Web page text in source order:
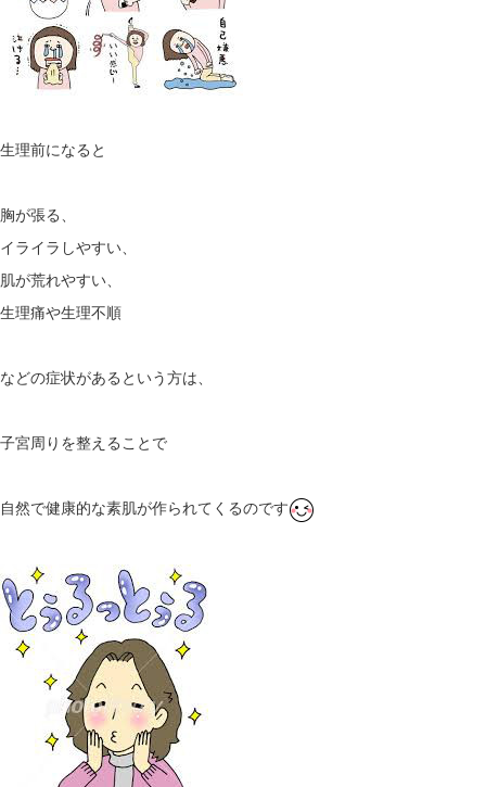
生理前になると
胸が張る、
イライラしやすい、
肌が荒れやすい、
生理痛や生理不順
などの症状があるという方は、
子宮周りを整えることで
自然で健康的な素肌が作られてくるのです